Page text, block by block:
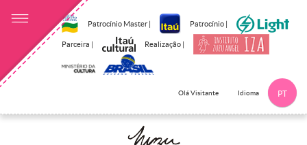
Patrocínio Master | Patrocínio |
Parceira | Realização |
Olá Visitante Idioma PT